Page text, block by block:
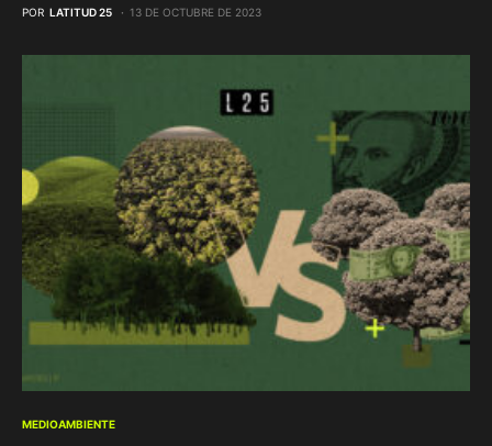
POR LATITUD 25 13 DE OCTUBRE DE 2023
MEDIOAMBIENTE